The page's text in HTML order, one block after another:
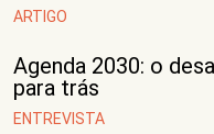
ARTIGO
Agenda 2030: o
para trás
ENTREVISTA